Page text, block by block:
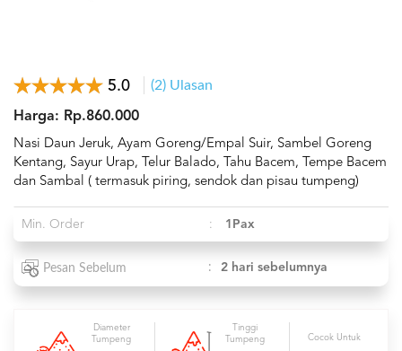
5.0 (2) Ulasan
Harga: Rp.860.000
Nasi Daun Jeruk, Ayam Goreng/Empal Suir, Sambel Goreng
Kentang, Sayur Urap, Telur Balado, Tahu Bacem, Tempe Bacem
dan Sambal ( termasuk piring, sendok dan pisau tumpeng)
Min. Order : 1Pax
Pesan Sebelum : 2 hari sebelumnya
Diameter
Tumpeng
Tinggi
Tumpeng
Cocok Untuk